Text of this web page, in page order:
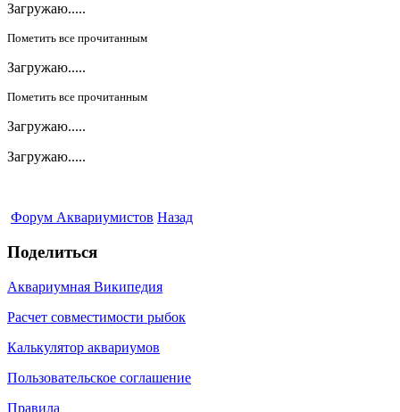
Загружаю.....
Пометить все прочитанным
Загружаю.....
Пометить все прочитанным
Загружаю.....
Загружаю.....
Форум Аквариумистов Назад
Поделиться
Аквариумная Википедия
Расчет совместимости рыбок
Калькулятор аквариумов
Пользовательское соглашение
Правила